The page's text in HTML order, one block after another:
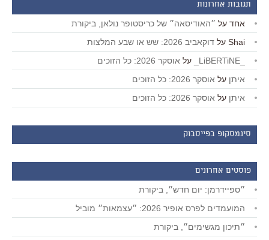
תגובות אחרונות
אחד על ״האודיסאה״ של כריסטופר נולאן, ביקורת
Shai על דוקאביב 2026: שש או שבע המלצות
על אוסקר 2026: כל הזוכים
איתן על אוסקר 2026: כל הזוכים
איתן על אוסקר 2026: כל הזוכים
סינמסקופ בפייסבוק
פוסטים אחרונים
״ספיידרמן: יום חדש״, ביקורת
המועמדים לפרס אופיר 2026: ״עצמאות״ מוביל
״תיכון מגשימים״, ביקורת